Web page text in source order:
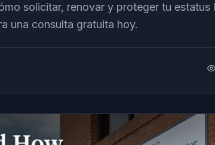
solicitar, renovar y proteger tu estatus
una consulta gratuita hoy.